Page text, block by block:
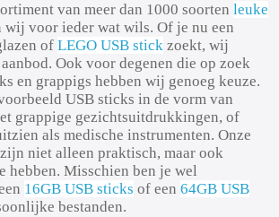
van meer dan 1000 soorten leuke
wij voor ieder wat wils. Of je nu een
of LEGO USB stick zoekt, wij
Ook voor degenen die op zoek
en grappigs hebben wij genoeg keuze.
USB sticks in de vorm van
grappige gezichtsuitdrukkingen, of
als medische instrumenten. Onze
niet alleen praktisch, maar ook
hebben. Misschien ben je wel
16GB USB sticks of een 64GB USB
bestanden.